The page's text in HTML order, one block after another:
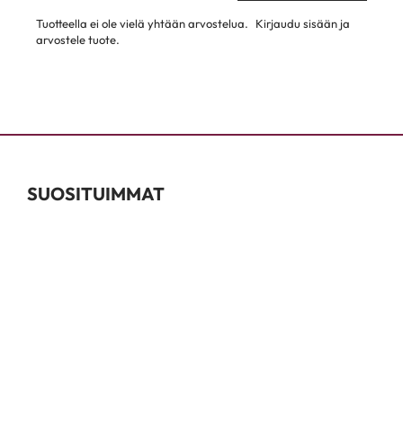
Tuotteella ei ole vielä yhtään arvostelua.
Kirjaudu sisään ja
arvostele tuote.
SUOSITUIMMAT